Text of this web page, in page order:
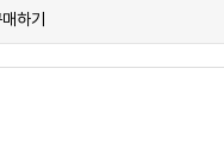
하기